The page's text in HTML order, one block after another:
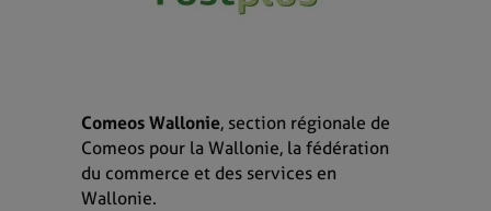
Comeos Wallonie, section régionale de
Comeos pour la Wallonie, la fédération
du commerce et des services en
Wallonie.